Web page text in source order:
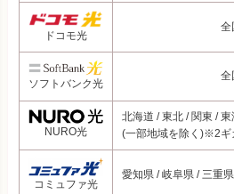
おてが
とくと
ドコモ光
全
ソフトバンク光
全
NURO光
北海道 / 東北 / 関東 /
(一部地域を除く)※2ギ
コミュファ光
愛知県 / 岐阜県 / 三重